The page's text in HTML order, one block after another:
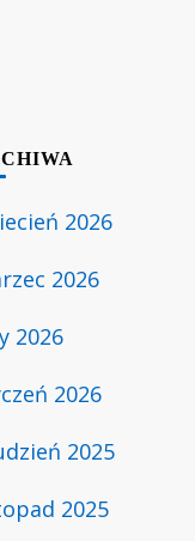
2026
2026
2026
2026
2025
2025